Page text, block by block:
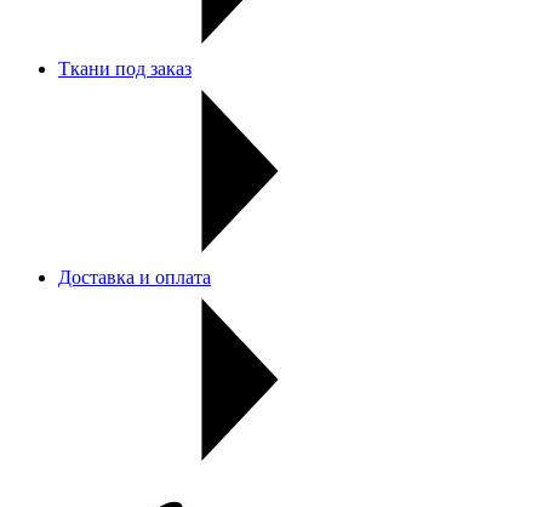
Ткани под заказ
Доставка и оплата